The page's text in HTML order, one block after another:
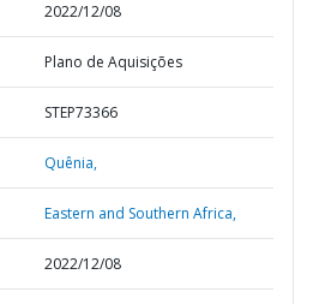
2022/12/08
Plano de Aquisições
STEP73366
Quênia,
Eastern and Southern Africa,
2022/12/08